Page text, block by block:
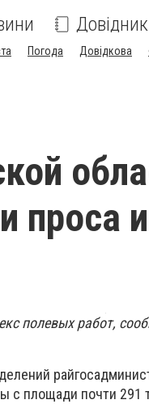
Довідник
Погода Довідкова
проса
полевых работ,
с площади почти 291